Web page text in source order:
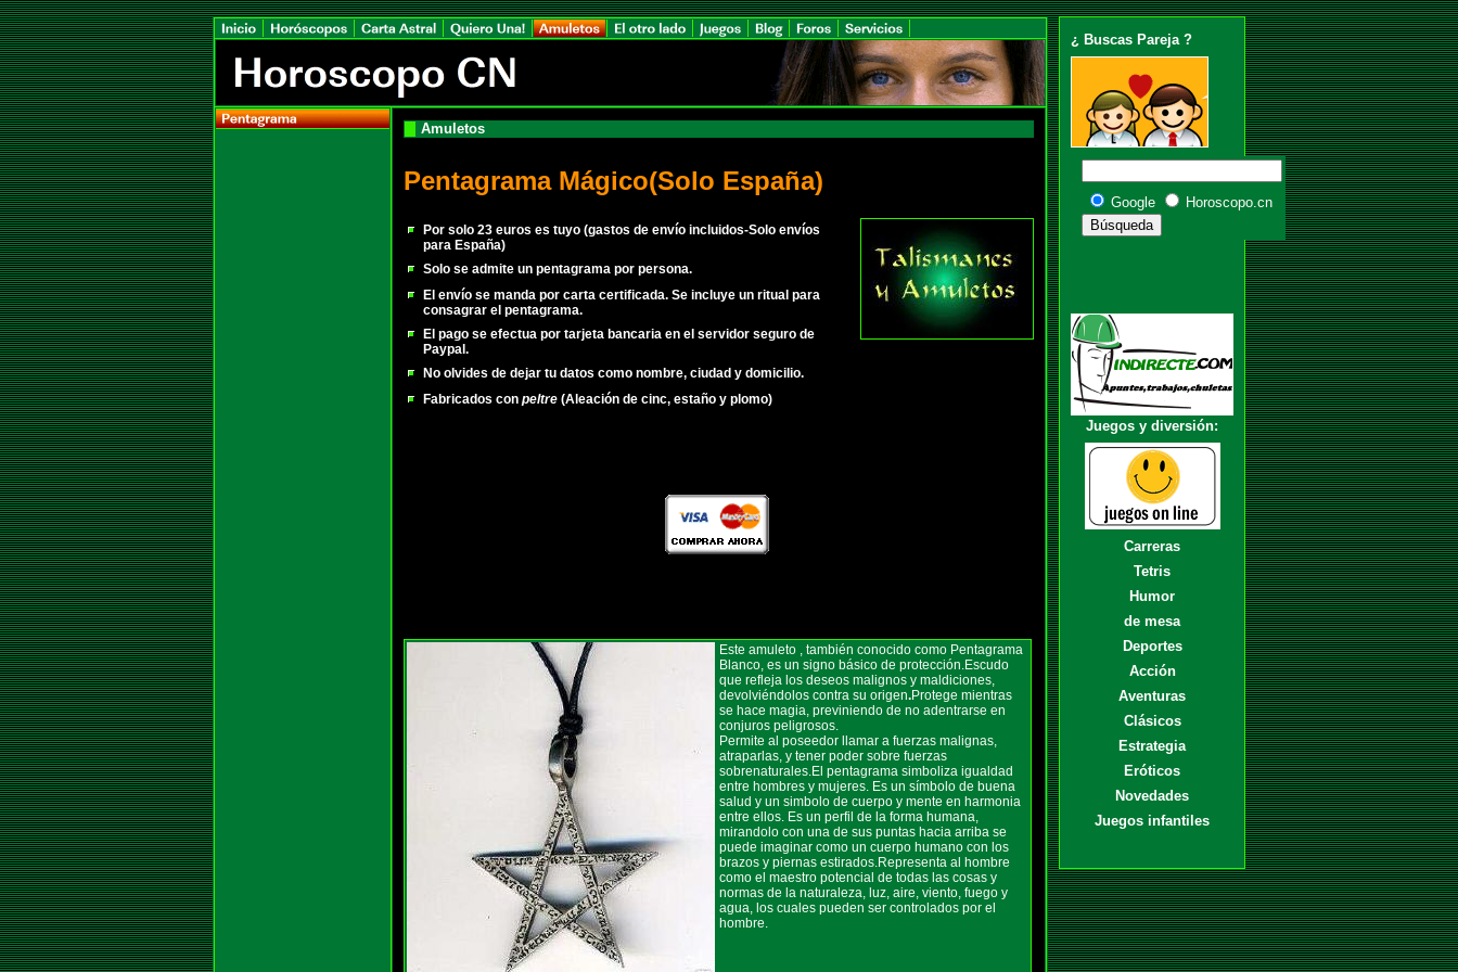
Amuletos
Pentagrama Mágico(Solo España)
Por solo 23 euros es tuyo (gastos de envío incluidos-Solo envíos
para España)
Solo se admite un pentagrama por persona.
El envío se manda por carta certificada. Se incluye un ritual para
consagrar el pentagrama.
El pago se efectua por tarjeta bancaria en el servidor seguro de
Paypal.
No olvides de dejar tu datos como nombre, ciudad y domicilio.
Fabricados con peltre (Aleación de cinc, estaño y plomo)
Este amuleto , también conocido como Pentagrama
Blanco, es un signo básico de protección.Escudo
que refleja los deseos malignos y maldiciones,
devolviéndolos contra su origen.Protege mientras
se hace magia, previniendo de no adentrarse en
conjuros peligrosos.
Permite al poseedor llamar a fuerzas malignas,
atraparlas, y tener poder sobre fuerzas
sobrenaturales.El pentagrama simboliza igualdad
entre hombres y mujeres. Es un símbolo de buena
salud y un simbolo de cuerpo y mente en harmonia
entre ellos. Es un perfil de la forma humana,
mirandolo con una de sus puntas hacia arriba se
puede imaginar como un cuerpo humano con los
brazos y piernas estirados.Representa al hombre
como el maestro potencial de todas las cosas y
normas de la naturaleza, luz, aire, viento, fuego y
agua, los cuales pueden ser controlados por el
hombre.
¿ Buscas Pareja ?
Google Horoscopo.cn
Juegos y diversión:
Carreras
Tetris
Humor
de mesa
Deportes
Acción
Aventuras
Clásicos
Estrategia
Eróticos
Novedades
Juegos infantiles